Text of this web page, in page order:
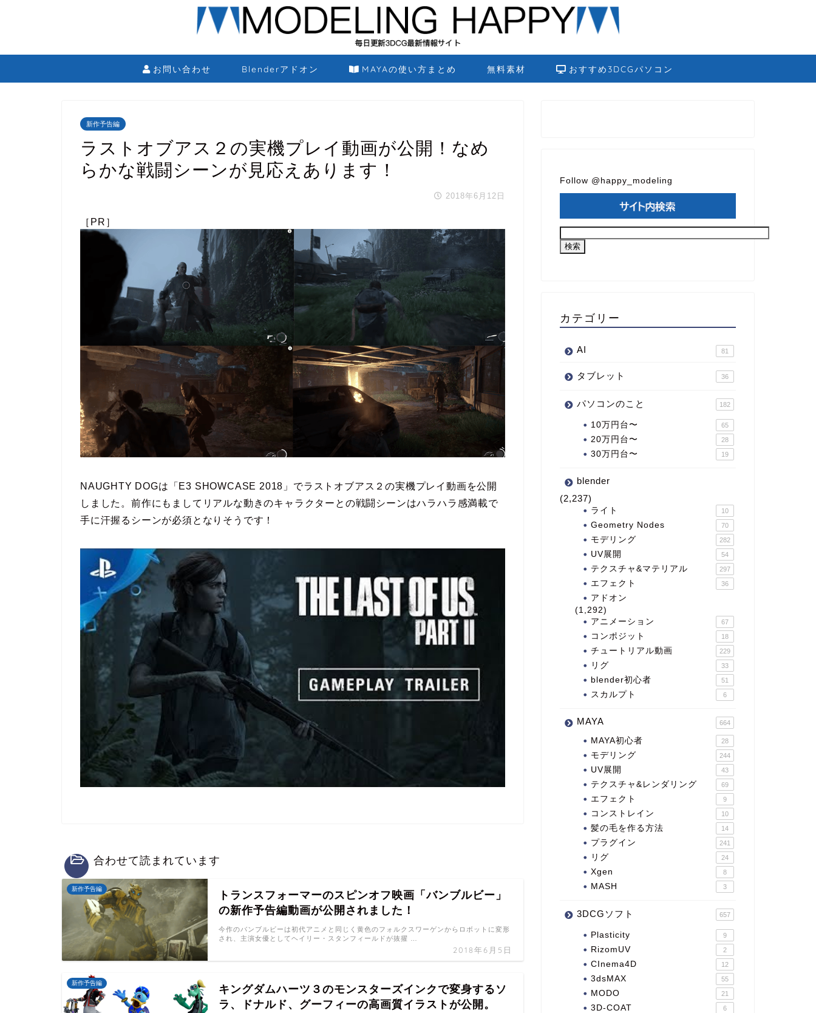
お問い合わせ Blenderアドオン MAYAの使い方まとめ 無料素材 おすすめ3DCGパソコン
新作予告編
ラストオブアス２の実機プレイ動画が公開！なめ
らかな戦闘シーンが見応えあります！
2018年6月12日
［PR］
NAUGHTY DOGは「E3 SHOWCASE 2018」でラストオブアス２の実機プレイ動画を公開
しました。前作にもましてリアルな動きのキャラクターとの戦闘シーンはハラハラ感満載で
手に汗握るシーンが必須となりそうです！
合わせて読まれています
新作予告編
トランスフォーマーのスピンオフ映画「バンブルビー」
の新作予告編動画が公開されました！
2018年6月5日
今作のバンブルビーは初代アニメと同じく黄色のフォルクスワーゲンからロボットに変形
され、主演女優としてヘイリー・スタンフィールドが抜擢 …
新作予告編
キングダムハーツ３のモンスターズインクで変身するソ
ラ、ドナルド、グーフィーの高画質イラストが公開。
Follow @happy_modeling
カテゴリー
AI 81
タブレット 36
パソコンのこと 182
10万円台〜 65
20万円台〜 28
30万円台〜 19
blender
(2,237)
ライト 10
Geometry Nodes 70
モデリング 282
UV展開 54
テクスチャ&マテリアル 297
エフェクト 36
アドオン
(1,292)
アニメーション
67
コンポジット 18
チュートリアル動画 229
リグ 33
blender初心者 51
スカルプト 6
MAYA 664
MAYA初心者 28
モデリング 244
UV展開 43
テクスチャ&レンダリング 69
エフェクト 9
コンストレイン 10
髪の毛を作る方法 14
プラグイン 241
リグ 24
Xgen 8
MASH 3
3DCGソフト 657
Plasticity 9
RizomUV 2
CInema4D 12
3dsMAX 55
MODO 21
3D-COAT 6